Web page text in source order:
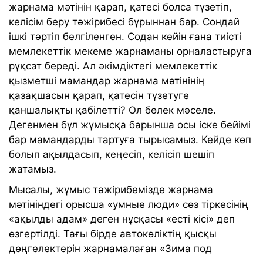
жарнама мәтінін қарап, қатесі болса түзетіп,
келісім беру тәжірибесі бұрыннан бар. Сондай
ішкі тәртіп белгіленген. Содан кейін ғана тиісті
мемлекеттік мекеме жарнаманы орналастыруға
рұқсат береді. Ал әкімдіктегі мемлекеттік
қызметші мамандар жарнама мәтінінің
қазақшасын қарап, қатесін түзетуге
қаншалықты қабілетті? Ол бөлек мәселе.
Дегенмен бұл жұмысқа барынша осы іске бейімі
бар мамандарды тартуға тырысамыз. Кейде көп
болып ақылдасып, кеңесіп, келісіп шешіп
жатамыз.
Мысалы, жұмыс тәжірибемізде жарнама
мәтініндегі орысша «умные люди» сөз тіркесінің
«ақылды адам» деген нұсқасы «есті кісі» деп
өзгертілді. Тағы бірде автокөліктің қысқы
дөңгелектерін жарнамалаған «Зима под